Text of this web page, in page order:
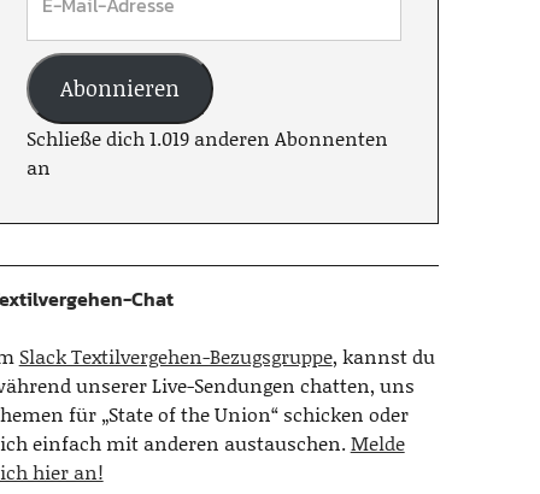
Abonnieren
Schließe dich 1.019 anderen Abonnenten
an
Chat
Slack Textilvergehen-Bezugsgruppe, kannst du
unserer Live-Sendungen chatten, uns
für „State of the Union“ schicken oder
einfach mit anderen austauschen.Melde
hier an!